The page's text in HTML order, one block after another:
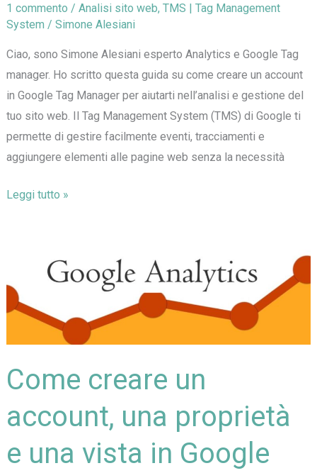
1 commento / Analisi sito web, TMS | Tag Management
System / Simone Alesiani
Ciao, sono Simone Alesiani esperto Analytics e Google Tag
manager. Ho scritto questa guida su come creare un account
in Google Tag Manager per aiutarti nell’analisi e gestione del
tuo sito web. Il Tag Management System (TMS) di Google ti
permette di gestire facilmente eventi, tracciamenti e
aggiungere elementi alle pagine web senza la necessità
Come
Google
Tag
Leggi tutto »
Come creare un
account, una proprietà
e una vista in Google